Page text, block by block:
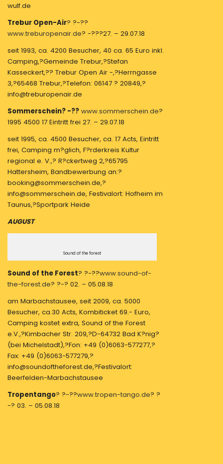
wulf.de
Trebur Open-Air? ?-??
www.treburopenair.de? -???27. – 29.07.18
seit 1993, ca. 4200 Besucher, 40 ca. 65 Euro inkl.
Camping,?Gemeinde Trebur,?Stefan
Kasseckert,?? Trebur Open Air -,?Herrngasse
3,?65468 Trebur,?Telefon: 06147 ? 20849,?
info@treburopenair.de
Sommerschein? -?? www.sommerschein.de?
1995 4500 17 Eintritt frei 27. – 29.07.18
seit 1995, ca. 4500 Besucher, ca. 17 Acts, Eintritt
frei, Camping m?glich, F?rderkreis Kultur
regional e. V.,? R?ckertweg 2,?65795
Hattersheim, Bandbewerbung an:?
booking@sommerschein.de,?
info@sommerschein.de, Festivalort: Hofheim im
Taunus,?Sportpark Heide
AUGUST
Sound of the forest
Sound of the Forest? ?-??www.sound-of-
the-forest.de? ?-? 02. – 05.08.18
am Marbachstausee, seit 2009, ca. 5000
Besucher, ca.30 Acts, Kombiticket 69.- Euro,
Camping kostet extra, Sound of the Forest
e.V.,?Kimbacher Str. 209,?D-64732 Bad K?nig?
(bei Michelstadt),?Fon: +49 (0)6063-577277,?
Fax: +49 (0)6063-577279,?
info@soundoftheforest.de,?Festivalort:
Beerfelden-Marbachstausee
Tropentango? ?-??www.tropen-tango.de? ?
-? 03. – 05.08.18